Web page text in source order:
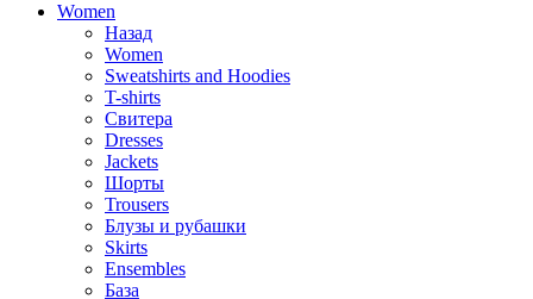
Women
Назад
Women
Sweatshirts and Hoodies
T-shirts
Свитера
Dresses
Jackets
Шорты
Trousers
Блузы и рубашки
Skirts
Ensembles
База